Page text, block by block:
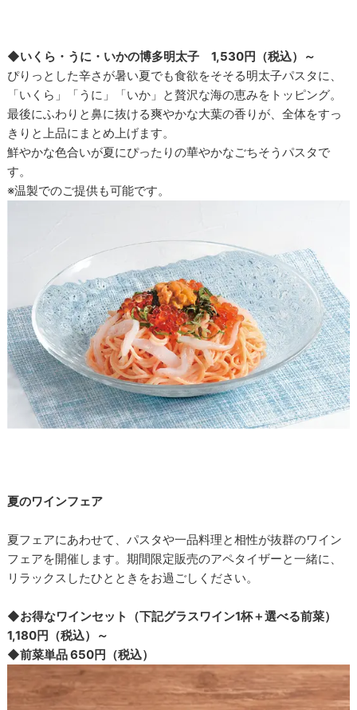
◆いくら・うに・いかの博多明太子 1,530円（税込）～
ぴりっとした辛さが暑い夏でも食欲をそそる明太子パスタに、
「いくら」「うに」「いか」と贅沢な海の恵みをトッピング。
最後にふわりと鼻に抜ける爽やかな大葉の香りが、全体をすっ
きりと上品にまとめ上げます。
鮮やかな色合いが夏にぴったりの華やかなごちそうパスタで
す。
※温製でのご提供も可能です。
夏のワインフェア
夏フェアにあわせて、パスタや一品料理と相性が抜群のワイン
フェアを開催します。期間限定販売のアペタイザーと一緒に、
リラックスしたひとときをお過ごしください。
◆お得なワインセット（下記グラスワイン1杯＋選べる前菜）
1,180円（税込）～
◆前菜単品 650円（税込）